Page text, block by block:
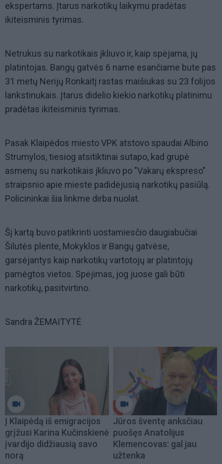
ekspertams. Įtarus narkotikų laikymu pradėtas
ikiteisminis tyrimas.
Netrukus su narkotikais įkliuvo ir, kaip spėjama, jų
platintojas. Bangų gatvės 6 name esančiame bute pas
31 metų Nerijų Ronkaitį rastas maišiukas su 23 folijos
lankstinukais. Įtarus didelio kiekio narkotikų platinimu
pradėtas ikiteisminis tyrimas.
Pasak Klaipėdos miesto VPK atstovo spaudai Albino
Strumylos, tiesiog atsitiktinai sutapo, kad grupė
asmenų su narkotikais įkliuvo po "Vakarų ekspreso"
straipsnio apie mieste padidėjusią narkotikų pasiūlą.
Policininkai šia linkme dirba nuolat.
Šį kartą buvo patikrinti uostamiesčio daugiabučiai
Šilutės plente, Mokyklos ir Bangų gatvėse,
garsėjantys kaip narkotikų vartotojų ar platintojų
pamėgtos vietos. Spėjimas, jog juose gali būti
narkotikų, pasitvirtino.
Sandra ŽEMAITYTĖ
Į Klaipėdą iš emigracijos
grįžusi Karina Kučinskienė
įvardijo didžiausią savo
norą
Jūros šventę anksčiau
puošęs Anatolijus
Klemencovas: gal jau
užtenka